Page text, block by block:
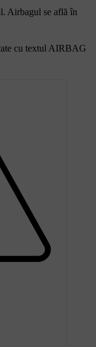
Airbagul se află în
cu textul AIRBAG